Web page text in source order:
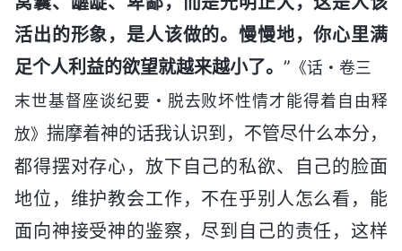
活出的形象，是人该做的。慢慢地，你心里满
足个人利益的欲望就越来越小了。 ” 《话・卷三
末世基督座谈纪要・脱去败坏性情才能得着自由释
放》 揣摩着神的话我认识到，不管尽什么本分，
都得摆对存心，放下自己的私欲、自己的脸面
地位，维护教会工作，不在乎别人怎么看，能
面向神接受神的鉴察，尽到自己的责任，这样